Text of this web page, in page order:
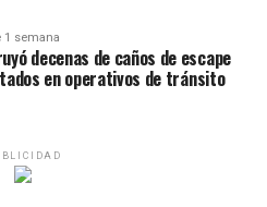
1 semana
decenas de caños de escape
en operativos de tránsito